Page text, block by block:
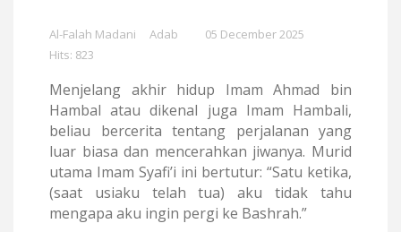
Al-Falah Madani Adab
05 December 2025
Hits: 823
Menjelang akhir hidup Imam Ahmad bin
Hambal atau dikenal juga Imam Hambali,
beliau bercerita tentang perjalanan yang
luar biasa dan mencerahkan jiwanya. Murid
utama Imam Syafi’i ini bertutur: “Satu ketika,
(saat usiaku telah tua) aku tidak tahu
mengapa aku ingin pergi ke Bashrah.”